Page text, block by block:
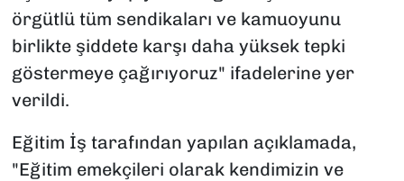
örgütlü tüm sendikaları ve kamuoyunu
birlikte şiddete karşı daha yüksek tepki
göstermeye çağırıyoruz" ifadelerine yer
verildi.
Eğitim İş tarafından yapılan açıklamada,
"Eğitim emekçileri olarak kendimizin ve